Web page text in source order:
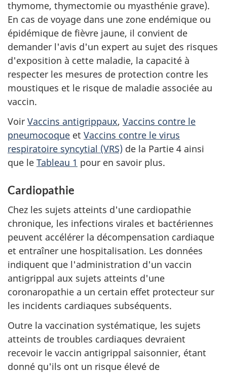
thymome, thymectomie ou myasthénie grave).
En cas de voyage dans une zone endémique ou
épidémique de fièvre jaune, il convient de
demander l'avis d'un expert au sujet des risques
d'exposition à cette maladie, la capacité à
respecter les mesures de protection contre les
moustiques et le risque de maladie associée au
vaccin.
Voir Vaccins antigrippaux, Vaccins contre le
pneumocoque et Vaccins contre le virus
respiratoire syncytial (VRS) de la Partie 4 ainsi
que le Tableau 1 pour en savoir plus.
Cardiopathie
Chez les sujets atteints d'une cardiopathie
chronique, les infections virales et bactériennes
peuvent accélérer la décompensation cardiaque
et entraîner une hospitalisation. Les données
indiquent que l'administration d'un vaccin
antigrippal aux sujets atteints d'une
coronaropathie a un certain effet protecteur sur
les incidents cardiaques subséquents.
Outre la vaccination systématique, les sujets
atteints de troubles cardiaques devraient
recevoir le vaccin antigrippal saisonnier, étant
donné qu'ils ont un risque élevé de